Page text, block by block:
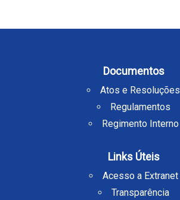
Documentos
Atos e Resoluções
Regulamentos
Regimento Interno
Links Úteis
Acesso a Extranet
Transparência